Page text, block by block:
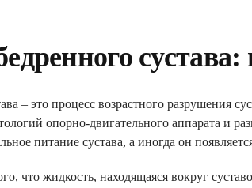
– это процесс возрастного
опорно-двигательного аппарата и
питание сустава, а иногда он
что жидкость, находящаяся вокруг